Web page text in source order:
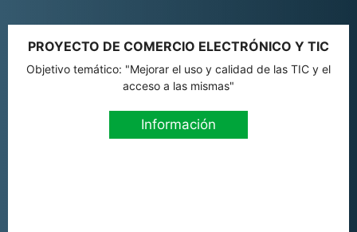
PROYECTO DE COMERCIO ELECTRÓNICO Y TIC
Objetivo temático: "Mejorar el uso y calidad de las TIC y el
acceso a las mismas"
Información